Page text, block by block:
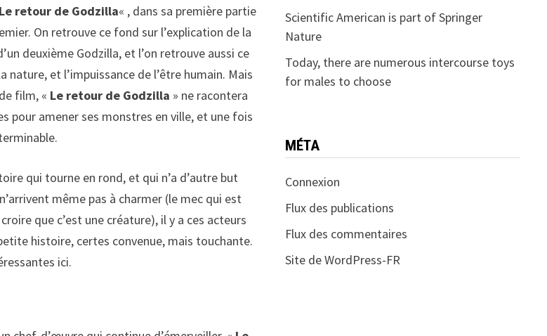
Le retour de Godzilla« , dans sa première partie
On retrouve ce fond sur l’explication de la
deuxième Godzilla, et l’on retrouve aussi ce
et l’impuissance de l’être humain. Mais
film, « Le retour de Godzilla » ne racontera
pour amener ses monstres en ville, et une fois
qui tourne en rond, et qui n’a d’autre but
même pas à charmer (le mec qui est
que c’est une créature), il y a ces acteurs
histoire, certes convenue, mais touchante.
ici.
Scientific American is part of Springer
Nature
Today, there are numerous intercourse toys
for males to choose
MÉTA
Connexion
Flux des publications
Flux des commentaires
Site de WordPress-FR